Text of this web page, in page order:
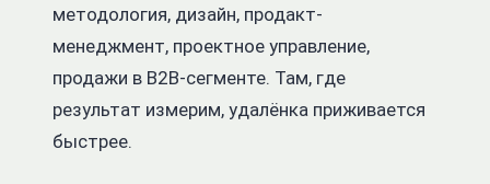
методология, дизайн, продакт-
менеджмент, проектное управление,
продажи в B2B-сегменте. Там, где
результат измерим, удалёнка приживается
быстрее.